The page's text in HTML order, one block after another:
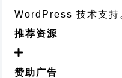
WordPress 技术支持
推荐资源
赞助广告